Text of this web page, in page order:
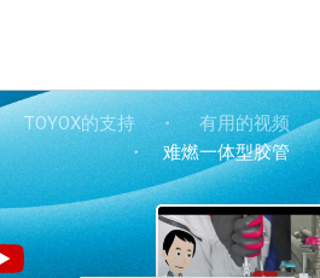
TOYOX的支持 ・
有用的视频
・
难燃一体型胶管